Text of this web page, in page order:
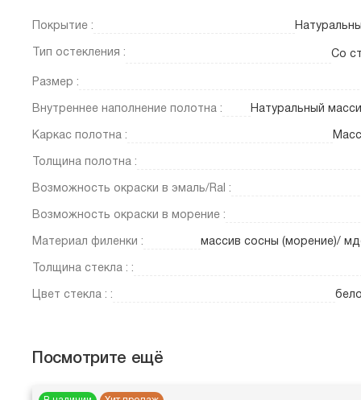
Покрытие :
Тип остекления : Со
Размер :
Внутреннее наполнение полотна : Натуральный
Каркас полотна :
Толщина полотна :
Возможность окраски в эмаль/Ral :
Возможность окраски в морение :
Материал филенки : массив сосны (морение)/
Толщина стекла : :
Цвет стекла : :
Посмотрите ещё